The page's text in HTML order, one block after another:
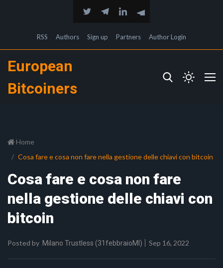
RSS Authors Sign up Partners Author Login
European
Bitcoiners
Home
Cosa fare e cosa non fare nella gestione delle chiavi con bitcoin
Cosa fare e cosa non fare
nella gestione delle chiavi con
bitcoin
Posted by Milano Trustless (31febbraioMI) Sep 16, 2022